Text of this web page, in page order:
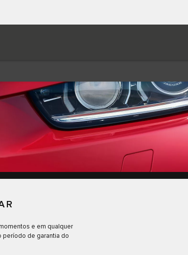
e em qualquer
período de garantia do